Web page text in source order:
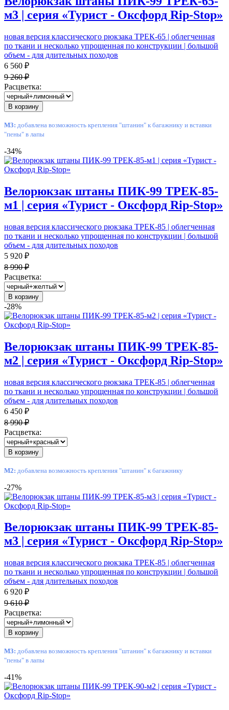
м3 | серия «Турист - Оксфорд Rip-Stop»
новая версия классического рюкзака ТРЕК-65 | облегченная
по ткани и несколько упрощенная по конструкции | большой
объем - для длительных походов
6 560 ₽
9 260 ₽
Расцветка:
В корзину
М3: добавлена возможность крепления "штанин" к багажнику и вставки
"пены" в лапы
-34%
Велорюкзак штаны ПИК-99 ТРЕК-85-
м1 | серия «Турист - Оксфорд Rip-Stop»
новая версия классического рюкзака ТРЕК-85 | облегченная
по ткани и несколько упрощенная по конструкции | большой
объем - для длительных походов
5 920 ₽
8 990 ₽
Расцветка:
В корзину
-28%
Велорюкзак штаны ПИК-99 ТРЕК-85-
м2 | серия «Турист - Оксфорд Rip-Stop»
новая версия классического рюкзака ТРЕК-85 | облегченная
по ткани и несколько упрощенная по конструкции | большой
объем - для длительных походов
6 450 ₽
8 990 ₽
Расцветка:
В корзину
М2: добавлена возможность крепления "штанин" к багажнику
-27%
Велорюкзак штаны ПИК-99 ТРЕК-85-
м3 | серия «Турист - Оксфорд Rip-Stop»
новая версия классического рюкзака ТРЕК-85 | облегченная
по ткани и несколько упрощенная по конструкции | большой
объем - для длительных походов
6 920 ₽
9 610 ₽
Расцветка:
В корзину
М3: добавлена возможность крепления "штанин" к багажнику и вставки
"пены" в лапы
-41%